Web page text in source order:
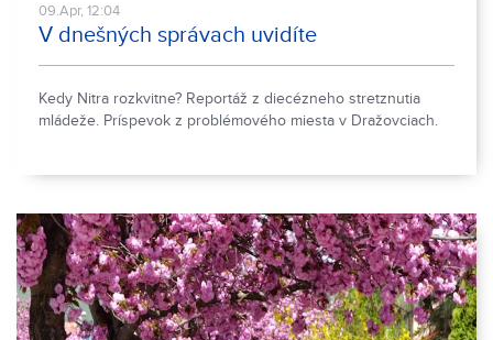
09.Apr, 12:04
V dnešných správach uvidíte
Kedy Nitra rozkvitne? Reportáž z diecézneho stretznutia
mládeže. Príspevok z problémového miesta v Dražovciach.